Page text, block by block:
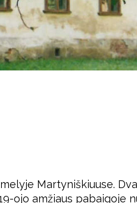
Martyniškiuuse.
ojo amžiaus pabaigoje